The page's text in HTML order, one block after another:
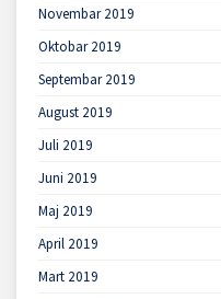
Novembar 2019
Oktobar 2019
Septembar 2019
August 2019
Juli 2019
Juni 2019
Maj 2019
April 2019
Mart 2019